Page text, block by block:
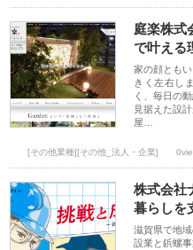
庭楽株式
で叶える
家の顔とも
きく左右し
く、毎日の
見据えた設
屋…
[その他業種][その他_法人・企業]
株式会社
暮らしを
滋賀県で地
設業と鋲螺